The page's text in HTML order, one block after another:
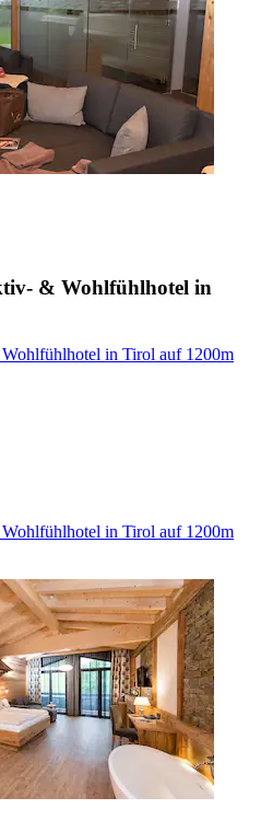
& Wohlfühlhotel in
in Tirol auf 1200m
in Tirol auf 1200m